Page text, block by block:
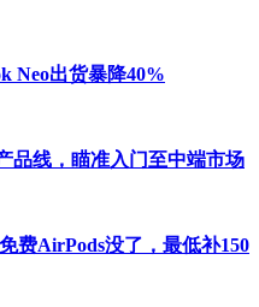
Neo出货暴降40%
品线，瞄准入门至中端市场
费AirPods没了，最低补150